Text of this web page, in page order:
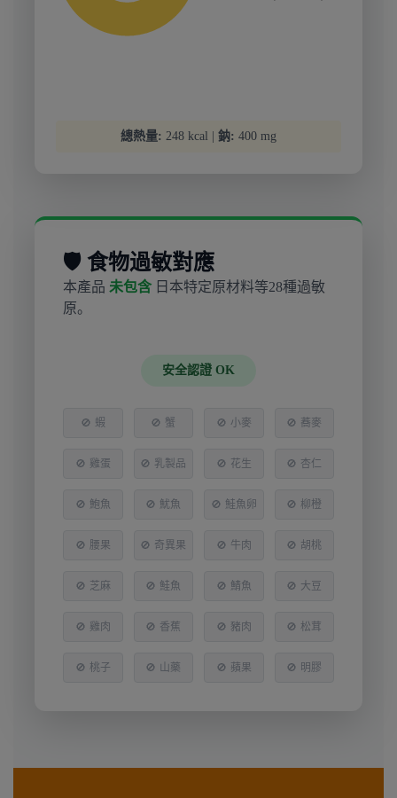
總熱量: 248 kcal | 鈉: 400 mg
🛡️ 食物過敏對應
本產品 未包含 日本特定原材料等28種過敏
原。
安全認證 OK
🚫 蝦 🚫 蟹 🚫 小麥 🚫 蕎麥
🚫 雞蛋 🚫 乳製品 🚫 花生 🚫 杏仁
🚫 鮑魚 🚫 魷魚 🚫 鮭魚卵 🚫 柳橙
🚫 腰果 🚫 奇異果 🚫 牛肉 🚫 胡桃
🚫 芝麻 🚫 鮭魚 🚫 鯖魚 🚫 大豆
🚫 雞肉 🚫 香蕉 🚫 豬肉 🚫 松茸
🚫 桃子 🚫 山藥 🚫 蘋果 🚫 明膠